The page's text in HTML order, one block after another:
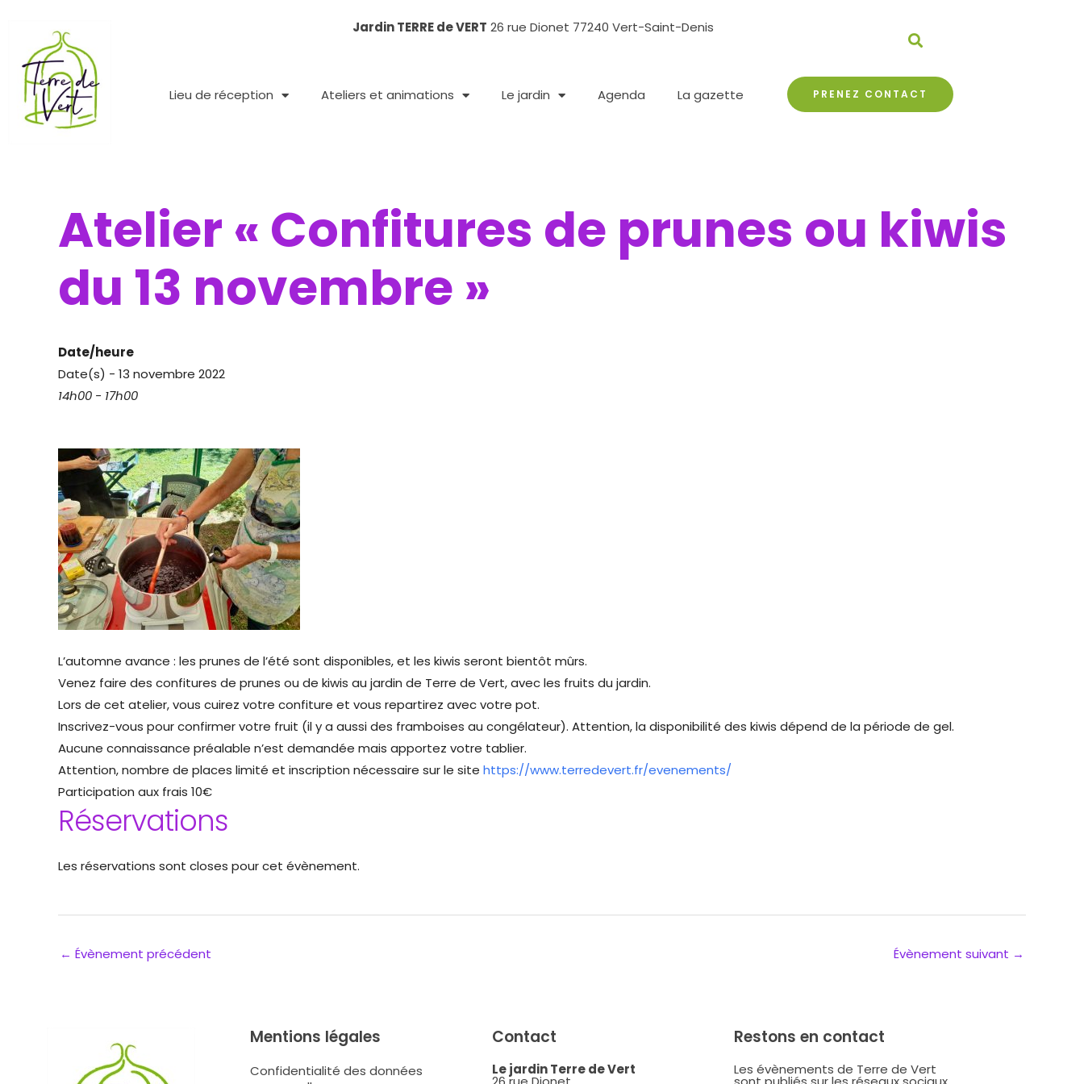
contenu
Jardin TERRE de VERT 26 rue Dionet 77240 Vert-Saint-Denis
Lieu de réception Ateliers et animations Le jardin Agenda La gazette PRENEZ CONTACT
Atelier « Confitures de prunes ou kiwis
du 13 novembre »
Date/heure
Date(s) - 13 novembre 2022
14h00 - 17h00
L’automne avance : les prunes de l’été sont disponibles, et les kiwis seront bientôt mûrs.
Venez faire des confitures de prunes ou de kiwis au jardin de Terre de Vert, avec les fruits du jardin.
Lors de cet atelier, vous cuirez votre confiture et vous repartirez avec votre pot.
Inscrivez-vous pour confirmer votre fruit (il y a aussi des framboises au congélateur). Attention, la disponibilité des kiwis dépend de la période de gel.
Aucune connaissance préalable n’est demandée mais apportez votre tablier.
Attention, nombre de places limité et inscription nécessaire sur le site https://www.terredevert.fr/evenements/
Participation aux frais 10€
Réservations
Les réservations sont closes pour cet évènement.
← Évènement précédent Évènement suivant →
Mentions légales
Confidentialité des données
Contact
Le jardin Terre de Vert
Restons en contact
Les évènements de Terre de Vert